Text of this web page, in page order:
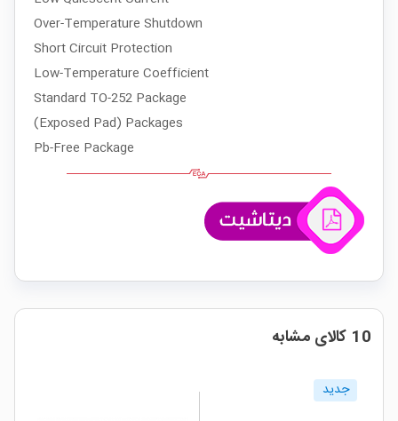
Over-Temperature Shutdown
Short Circuit Protection
Low-Temperature Coefficient
Standard TO-252 Package
(Exposed Pad) Packages
Pb-Free Package
10 کالای مشابه